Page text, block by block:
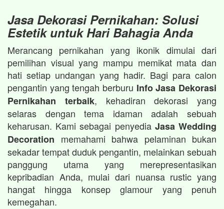
Jasa Dekorasi Pernikahan: Solusi
Estetik untuk Hari Bahagia Anda
Merancang pernikahan yang ikonik dimulai dari
pemilihan visual yang mampu memikat mata dan
hati setiap undangan yang hadir. Bagi para calon
pengantin yang tengah berburu Info Jasa Dekorasi
Pernikahan terbaik, kehadiran dekorasi yang
selaras dengan tema idaman adalah sebuah
keharusan. Kami sebagai penyedia Jasa Wedding
Decoration memahami bahwa pelaminan bukan
sekadar tempat duduk pengantin, melainkan sebuah
panggung utama yang merepresentasikan
kepribadian Anda, mulai dari nuansa rustic yang
hangat hingga konsep glamour yang penuh
kemegahan.